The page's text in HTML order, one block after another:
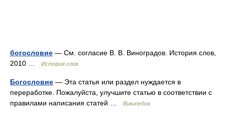
богословие — См. согласие В. В. Виноградов. История слов,
2010 …
История слов
Богословие — Эта статья или раздел нуждается в
переработке. Пожалуйста, улучшите статью в соответствии с
правилами написания статей …
Википедия